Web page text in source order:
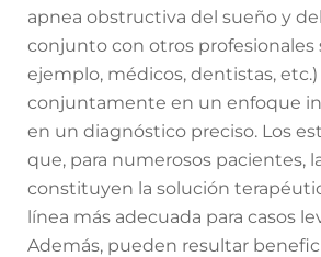
apnea obstructiva del sueño y
conjunto con otros profesionales
ejemplo, médicos, dentistas,
conjuntamente en un enfoque
en un diagnóstico preciso. Los
que, para numerosos pacientes,
constituyen la solución
línea más adecuada para casos
Además, pueden resultar